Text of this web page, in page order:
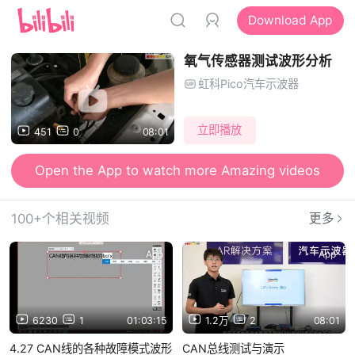
Download App
451 0 08:01
氧气传感器测试波形分析
虹科Pico汽车示波器
立即播放
Open the App to watch more Amazing videos
100+个相关视频 更多
6230 1 01:03:15
App
4.27 CAN线的各种故障模式波形
1.2万 2 08:01
App
CAN总线测试与演示